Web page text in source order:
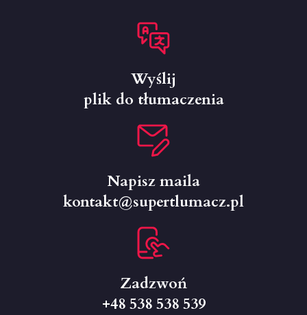
Wyślij
plik do tłumaczenia
Napisz maila
kontakt@supertlumacz.pl
Zadzwoń
+48 538 538 539